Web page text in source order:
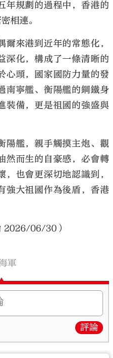
年規劃的過程中，香港的
相連。
來港到近年的常態化，
深化，構成了一條清晰的
心頭，國家國防力量的發
南寧艦、衡陽艦的鋼鐵身
裝備，更是祖國的強盛與
陽艦，親手觸摸主炮、觀
然而生的自豪感，必會轉
也會更深切地認識到，
強大祖國作為後盾，香港
2026/06/30）
軍
評論